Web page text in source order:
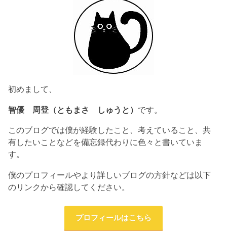
初めまして、
智優 周登（ともまさ しゅうと） です。
このブログでは僕が経験したこと、考えていること、共
有したいことなどを備忘録代わりに色々と書いていま
す。
僕のプロフィールやより詳しいブログの方針などは以下
のリンクから確認してください。
プロフィールはこちら